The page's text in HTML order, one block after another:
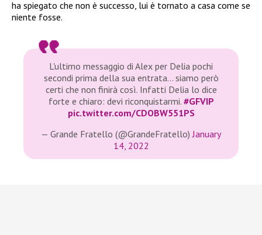
ha spiegato che non è successo, lui è tornato a casa come se
niente fosse.
L'ultimo messaggio di Alex per Delia pochi
secondi prima della sua entrata… siamo però
certi che non finirà così. Infatti Delia lo dice
forte e chiaro: devi riconquistarmi. #GFVIP
pic.twitter.com/CDOBW551PS
— Grande Fratello (@GrandeFratello)January
14, 2022